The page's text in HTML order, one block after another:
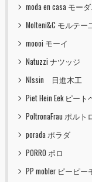
moda en casa モー
Molteni&C モルテー
moooi モーイ
Natuzzi ナツッジ
NIssin 日進木工
Piet Hein Eek ピー
PoltronaFrau ポル
porada ポラダ
PORRO ポロ
PP mobler ピーピー